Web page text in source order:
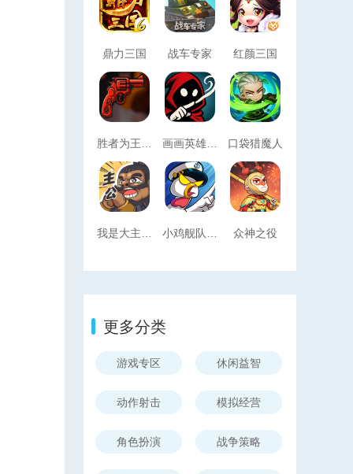
鼎力三国 战车专家 红颜三国
口袋猎魔人
众神之役
更多分类
游戏专区 休闲益智
动作射击 模拟经营
角色扮演 战争策略